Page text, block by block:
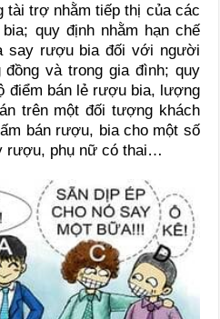
tài trợ nhằm tiếp thị của các
quy định nhằm hạn chế
say rượu bia đối với người
và trong gia đình; quy
điểm bán lẻ rượu bia, lượng
trên một đối tượng khách
bán rượu, bia cho một số
rượu, phụ nữ có thai…